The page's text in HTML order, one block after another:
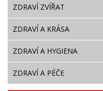
ZDRAVÍ ZVÍŘAT
ZDRAVÍ A KRÁSA
ZDRAVÍ A HYGIENA
ZDRAVÍ A PÉČE